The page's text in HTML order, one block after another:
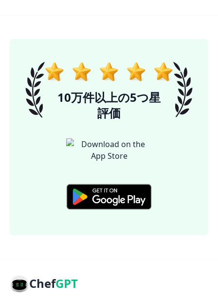
10万件以上の5つ星
評価
ChefGPT